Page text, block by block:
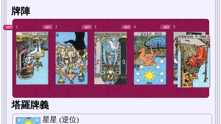
牌陣
塔羅牌義
星星 (逆位)